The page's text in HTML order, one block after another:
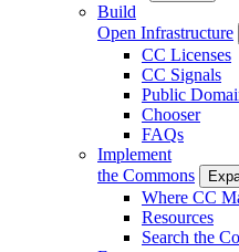
Build
Open Infrastructure
CC Licenses
CC Signals
Public
Chooser
FAQs
Implement
the Commons
Where CC
Resources
Search the